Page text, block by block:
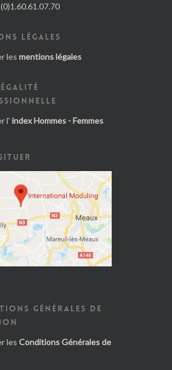
LÉGALES
les mentions légales
l' index Hommes - Femmes
GÉNÉRALES DE
les Conditions Générales de